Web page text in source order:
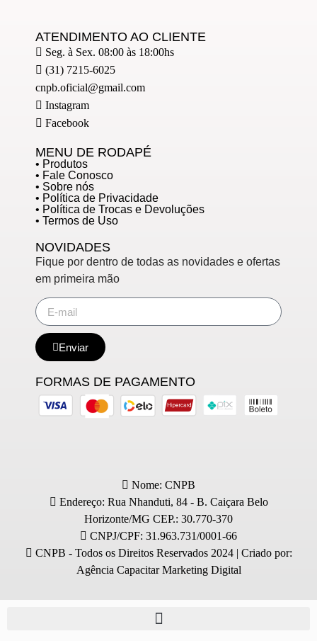
ATENDIMENTO AO CLIENTE
Seg. à Sex. 08:00 às 18:00hs
(31) 7215-6025
cnpb.oficial@gmail.com
Instagram
Facebook
MENU DE RODAPÉ
• Produtos
• Fale Conosco
• Sobre nós
• Política de Privacidade
• Política de Trocas e Devoluções
• Termos de Uso
NOVIDADES
Fique por dentro de todas as novidades e ofertas
em primeira mão
Enviar
FORMAS DE PAGAMENTO
Nome: CNPB
Endereço: Rua Nhanduti, 84 - B. Caiçara Belo
Horizonte/MG CEP.: 30.770-370
CNPJ/CPF: 31.963.731/0001-66
CNPB - Todos os Direitos Reservados 2024 | Criado por:
Agência Capacitar Marketing Digital